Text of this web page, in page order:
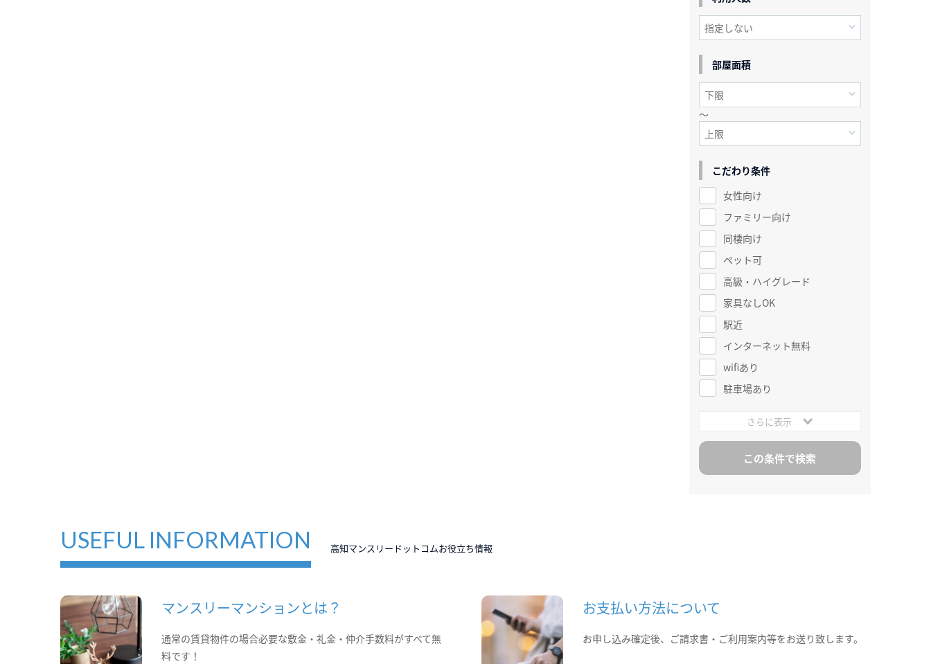
部屋面積
～
こだわり条件
女性向け
ファミリー向け
同棲向け
ペット可
高級・ハイグレード
家具なしOK
駅近
インターネット無料
wifiあり
駐車場あり
さらに表示
USEFUL INFORMATION 高知マンスリードットコムお役立ち情報
マンスリーマンションとは？
通常の賃貸物件の場合必要な敷金・礼金・仲介手数料がすべて無
料です！
お支払い方法について
お申し込み確定後、ご請求書・ご利用案内等をお送り致します。